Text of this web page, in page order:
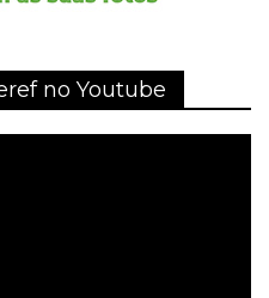
no Youtube